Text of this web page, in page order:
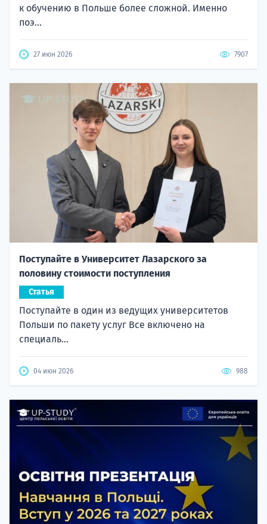
к обучению в Польше более сложной. Именно
поэ...
27 июн 2026 7907
Поступайте в Университет Лазарского за
половину стоимости поступления
Статья
Поступайте в один из ведущих университетов
Польши по пакету услуг Все включено на
специаль...
04 июн 2026 988